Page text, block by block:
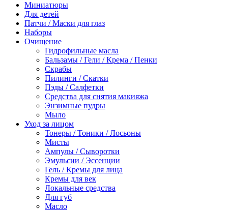
Миниатюры
Для детей
Патчи / Маски для глаз
Наборы
Очищение
Гидрофильные масла
Бальзамы / Гели / Крема / Пенки
Скрабы
Пилинги / Скатки
Пэды / Салфетки
Средства для снятия макияжа
Энзимные пудры
Мыло
Уход за лицом
Тонеры / Тоники / Лосьоны
Мисты
Ампулы / Сыворотки
Эмульсии / Эссенции
Гель / Кремы для лица
Кремы для век
Локальные средства
Для губ
Масло